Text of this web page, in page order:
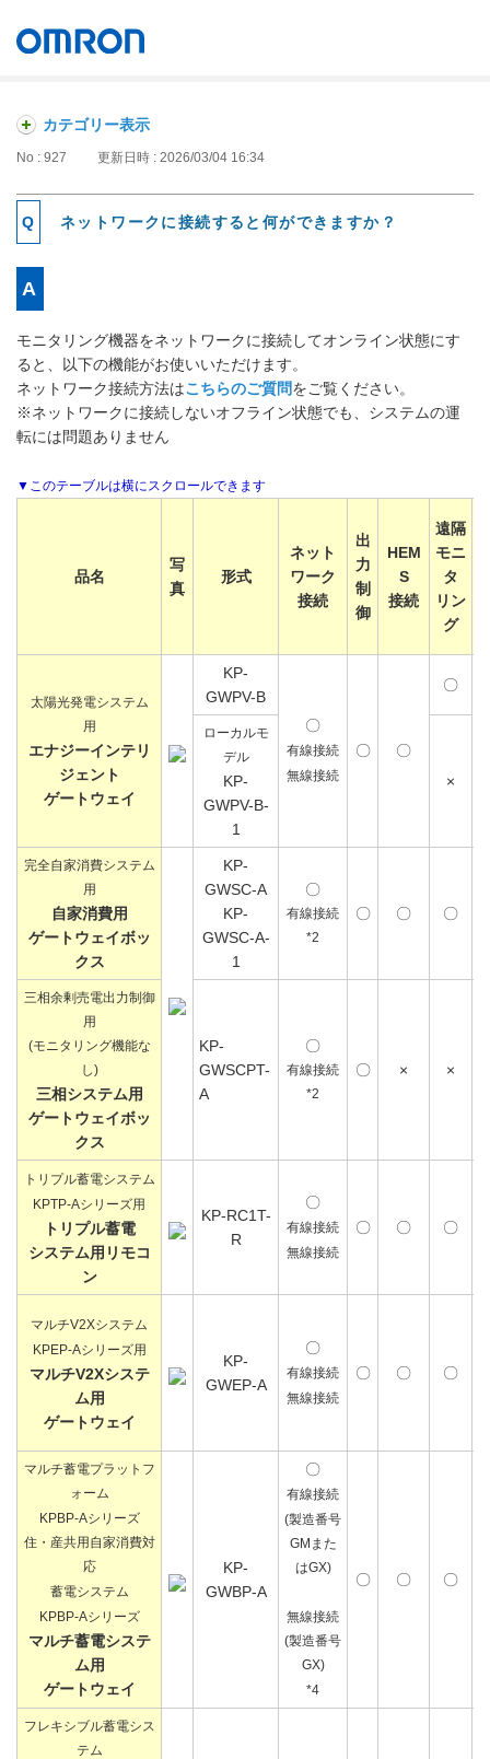
カテゴリー表示
No : 927 更新日時 : 2026/03/04 16:34
ネットワークに接続すると何ができますか？
モニタリング機器をネットワークに接続してオンライン状態にす
ると、以下の機能がお使いいただけます。
ネットワーク接続方法はこちらのご質問をご覧ください。
※ネットワークに接続しないオフライン状態でも、システムの運
転には問題ありません
品名
写
真
形式
ネット
ワーク
接続
出
力
制
御
HEM
S
接続
遠隔
モニ
タ
リン
グ
太陽光発電システム
用
エナジーインテリ
ジェント
ゲートウェイ
KP-
GWPV-B
〇
有線接続
無線接続
〇 〇
〇
ローカルモ
デル
KP-
GWPV-B-
1
×
完全自家消費システム
用
自家消費用
ゲートウェイボッ
クス
KP-
GWSC-A
KP-
GWSC-A-
1
〇
有線接続
*2
〇 〇 〇
三相余剰売電出力制御
用
(モニタリング機能な
し)
三相システム用
ゲートウェイボッ
クス
KP-
GWSCPT-
A
〇
有線接続
*2
〇 × ×
トリプル蓄電システム
KPTP-Aシリーズ用
トリプル蓄電
システム用リモコ
ン
KP-RC1T-
R
〇
有線接続
無線接続
〇 〇 〇
マルチV2Xシステム
KPEP-Aシリーズ用
マルチV2Xシステ
ム用
ゲートウェイ
KP-
GWEP-A
〇
有線接続
無線接続
〇 〇 〇
マルチ蓄電プラットフ
ォーム
KPBP-Aシリーズ
住・産共用自家消費対
応
蓄電システム
KPBP-Aシリーズ
マルチ蓄電システ
ム用
ゲートウェイ
KP-
GWBP-A
〇
有線接続
(製造番号
GMまた
はGX)
無線接続
(製造番号
GX)
*4
〇 〇 〇
フレキシブル蓄電シス
テム